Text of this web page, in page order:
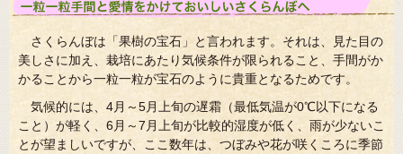
さくらんぼは「果樹の宝石」と言われます。それは、見た目の
美しさに加え、栽培にあたり気候条件が限られること、手間がか
かることから一粒一粒が宝石のように貴重となるためです。
気候的には、4月～5月上旬の遅霜（最低気温が0℃以下になる
こと）が軽く、6月～7月上旬が比較的湿度が低く、雨が少ないこ
とが望ましいですが、ここ数年は、つぼみや花が咲くころに季節